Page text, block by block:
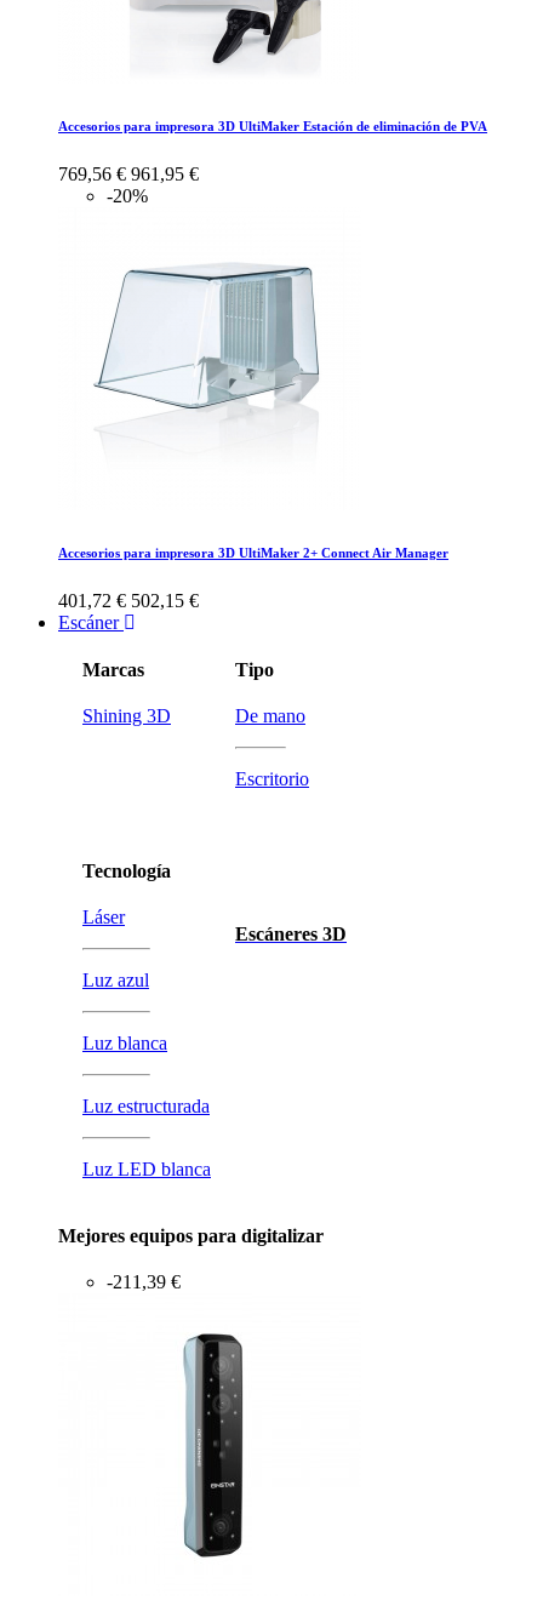
Accesorios para impresora 3D UltiMaker Estación de eliminación de PVA
769,56 € 961,95 €
-20%
Accesorios para impresora 3D UltiMaker 2+ Connect Air Manager
401,72 € 502,15 €
Escáner
Marcas
Shining 3D
Tecnología
Láser
Luz azul
Luz blanca
Luz estructurada
Luz LED blanca
Tipo
De mano
Escritorio
Escáneres 3D
Mejores equipos para digitalizar
-211,39 €